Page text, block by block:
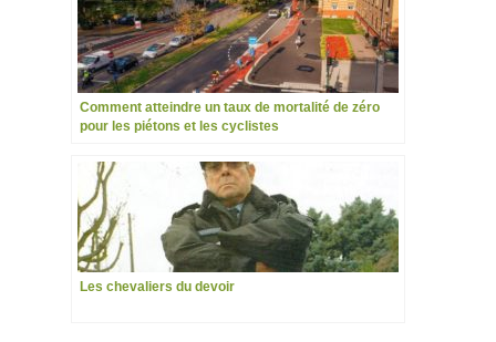
Comment atteindre un taux de mortalité de zéro
pour les piétons et les cyclistes
Les chevaliers du devoir